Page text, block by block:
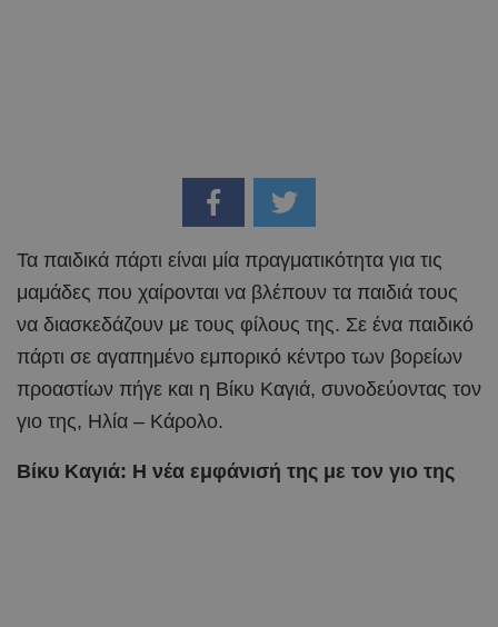
Τα παιδικά πάρτι είναι μία πραγματικότητα για τις
μαμάδες που χαίρονται να βλέπουν τα παιδιά τους
να διασκεδάζουν με τους φίλους της. Σε ένα παιδικό
πάρτι σε αγαπημένο εμπορικό κέντρο των βορείων
προαστίων πήγε και η Βίκυ Καγιά, συνοδεύοντας τον
γιο της, Ηλία – Κάρολο.
Βίκυ Καγιά: Η νέα εμφάνισή της με τον γιο της